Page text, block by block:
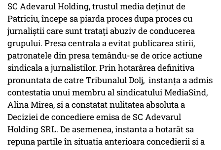
SC Adevarul Holding, trustul media deţinut de
Patriciu, începe sa piarda proces dupa proces cu
jurnaliştii care sunt trataţi abuziv de conducerea
grupului. Presa centrala a evitat publicarea stirii,
patronatele din presa temându-se de orice actiune
sindicala a jurnalistilor. Prin hotarârea definitiva
pronuntata de catre Tribunalul Dolj, instanţa a admis
contestatia unui membru al sindicatului MediaSind,
Alina Mirea, si a constatat nulitatea absoluta a
Deciziei de concediere emisa de SC Adevarul
Holding SRL. De asemenea, instanta a hotarât sa
repuna partile în situatia anterioara concedierii si a